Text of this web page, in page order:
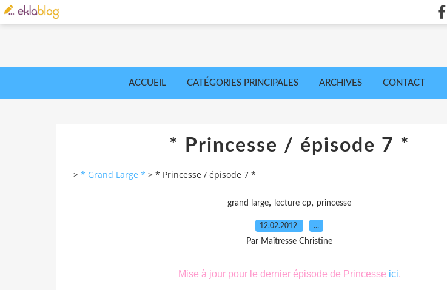
ACCUEIL CATÉGORIES PRINCIPALES ARCHIVES CONTACT
* Princesse / épisode 7 *
> * Grand Large * > * Princesse / épisode 7 *
grand large, lecture cp, princesse
12.02.2012 …
Par Maîtresse Christine
Mise à jour pour le dernier épisode de Princesse ici.